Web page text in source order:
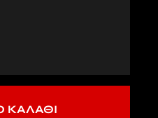
ΚΑΛΆΘΙ